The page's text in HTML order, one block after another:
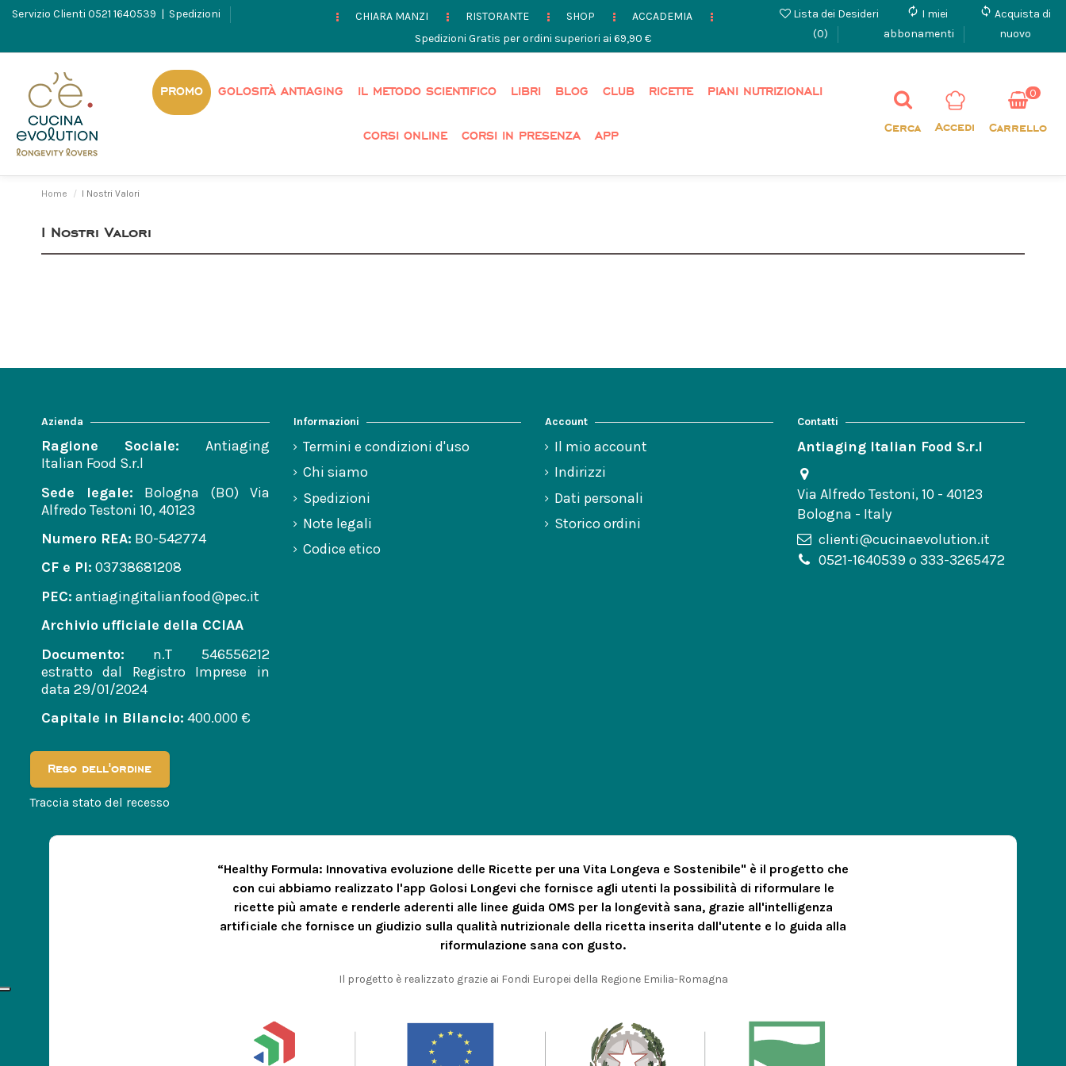
Servizio Clienti 0521 1640539 | Spedizioni CHIARA MANZI RISTORANTE SHOP
ACCADEMIA
Spedizioni Gratis per ordini superiori ai 69,90 €
Lista dei Desideri
(0)
autorenew I miei
abbonamenti
loop Acquista di
nuovo
PROMO GOLOSITÀ ANTIAGING IL METODO SCIENTIFICO LIBRI BLOG CLUB RICETTE PIANI NUTRIZIONALI
CORSI ONLINE CORSI IN PRESENZA APP
Cerca Accedi
0
Carrello
Home I Nostri Valori
I Nostri Valori
Azienda
Ragione Sociale: Antiaging
Italian Food S.r.l
Sede legale: Bologna (BO) Via
Alfredo Testoni 10, 40123
Numero REA: BO-542774
CF e PI: 03738681208
PEC: antiagingitalianfood@pec.it
Archivio ufficiale della CCIAA
Documento: n.T 546556212
estratto dal Registro Imprese in
data 29/01/2024
Capitale in Bilancio: 400.000 €
Informazioni
Termini e condizioni d'uso
Chi siamo
Spedizioni
Note legali
Codice etico
Account
Il mio account
Indirizzi
Dati personali
Storico ordini
Contatti
Antiaging Italian Food S.r.l
Via Alfredo Testoni, 10 - 40123
Bologna - Italy
clienti@cucinaevolution.it
0521-1640539 o 333-3265472
Reso dell'ordine
Traccia stato del recesso
“Healthy Formula: Innovativa evoluzione delle Ricette per una Vita Longeva e Sostenibile" è il progetto che
con cui abbiamo realizzato l'app Golosi Longevi che fornisce agli utenti la possibilità di riformulare le
ricette più amate e renderle aderenti alle linee guida OMS per la longevità sana, grazie all'intelligenza
artificiale che fornisce un giudizio sulla qualità nutrizionale della ricetta inserita dall'utente e lo guida alla
riformulazione sana con gusto.
Il progetto è realizzato grazie ai Fondi Europei della Regione Emilia-Romagna